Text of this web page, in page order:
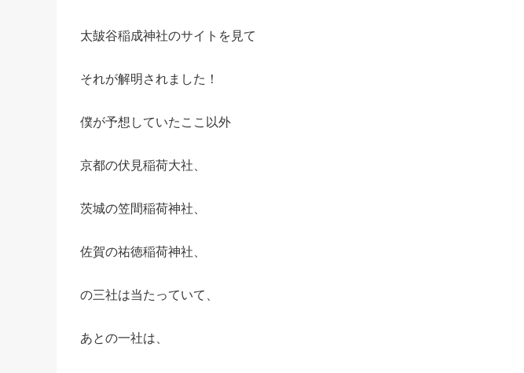
太皷谷稲成神社のサイトを見て
それが解明されました！
僕が予想していたここ以外
京都の伏見稲荷大社、
茨城の笠間稲荷神社、
佐賀の祐徳稲荷神社、
の三社は当たっていて、
あとの一社は、